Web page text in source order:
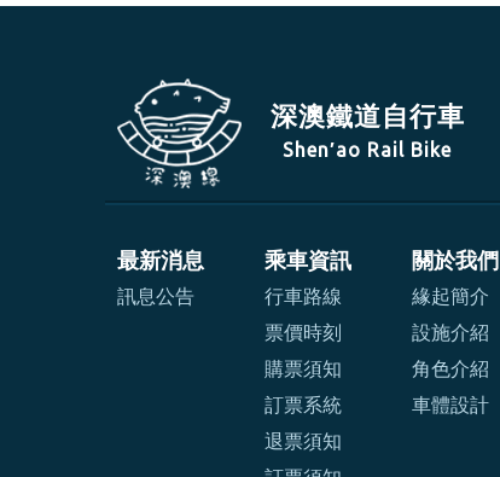
深澳鐵道自行車
Shen′ao Rail Bike
最新消息
訊息公告
乘車資訊
行車路線
票價時刻
購票須知
訂票系統
退票須知
關於我們
緣起簡介
設施介紹
角色介紹
車體設計